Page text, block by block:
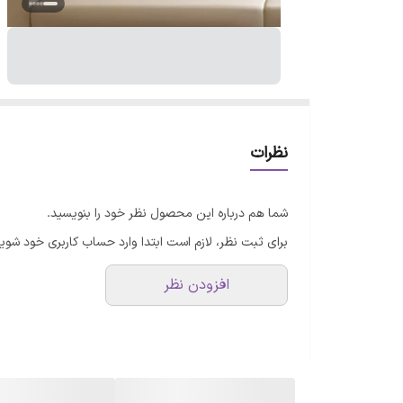
نظرات
شما هم درباره این محصول نظر خود را بنویسید.
برای ثبت نظر، لازم است ابتدا وارد حساب کاربری خود
افزودن نظر